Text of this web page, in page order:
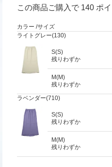
この商品ご購入で 140 ポ
カラー サイズ
ライトグレー(130)
S(S)
残りわずか
M(M)
残りわずか
ラベンダー(710)
S(S)
残りわずか
M(M)
残りわずか